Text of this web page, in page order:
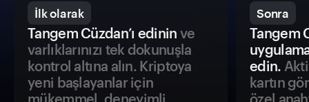
İlk olarak
Tangem Cüzdan’ı edinin ve
varlıklarınızı tek dokunuşla
kontrol altına alın. Kriptoya
yeni başlayanlar için
mükemmel, deneyimli
Sonra
Tangem
edin.
kartın
özel